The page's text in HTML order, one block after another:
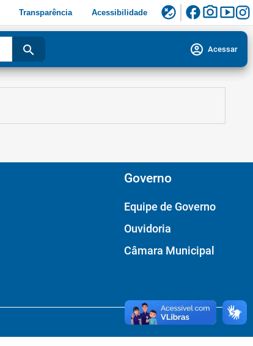
Transparência Acessibilidade flaky facebookphoto_camerasmart_display
search account_circle Acessar
Governo
Equipe de Governo
Ouvidoria
Câmara Municipal